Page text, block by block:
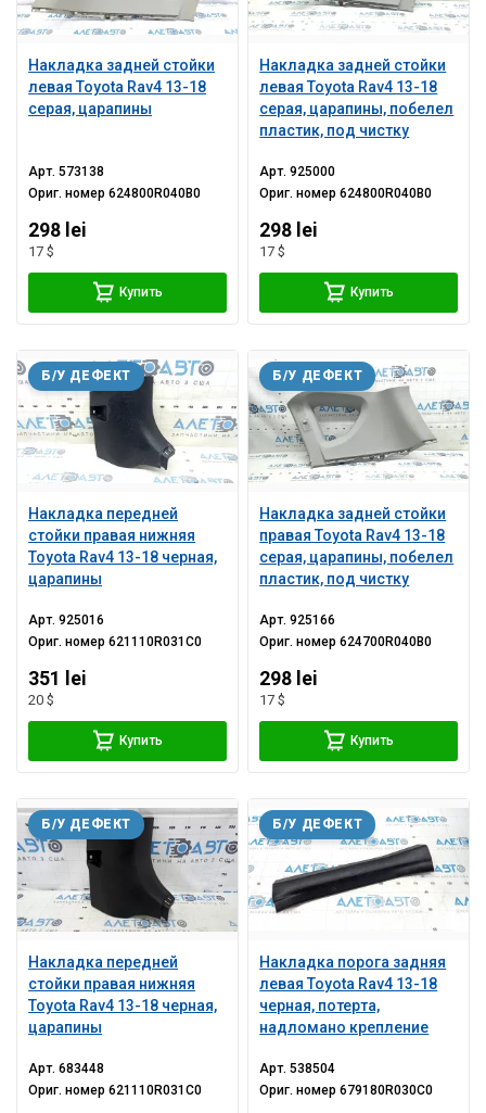
Накладка задней стойки
левая Toyota Rav4 13-18
серая, царапины
Арт.573138
Ориг. номер624800R040B0
298 lei
17 $
Купить
Накладка задней стойки
левая Toyota Rav4 13-18
серая, царапины, побелел
пластик, под чистку
Арт.925000
Ориг. номер624800R040B0
298 lei
17 $
Купить
Накладка передней
стойки правая нижняя
Toyota Rav4 13-18 черная,
царапины
Б/У ДЕФЕКТ
Арт.925016
Ориг. номер621110R031C0
351 lei
20 $
Купить
Накладка задней стойки
правая Toyota Rav4 13-18
серая, царапины, побелел
пластик, под чистку
Б/У ДЕФЕКТ
Арт.925166
Ориг. номер624700R040B0
298 lei
17 $
Купить
Накладка передней
стойки правая нижняя
Toyota Rav4 13-18 черная,
царапины
Б/У ДЕФЕКТ
Арт.683448
Ориг. номер621110R031C0
Накладка порога задняя
левая Toyota Rav4 13-18
черная, потерта,
надломано крепление
Б/У ДЕФЕКТ
Арт.538504
Ориг. номер679180R030C0